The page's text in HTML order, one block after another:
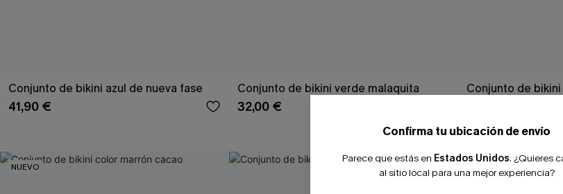
Conjunto de bikini azul de nueva fase
41,90 €
Conjunto de bikini verde malaquita
32,00 €
Conjunto de
NUEVO
Confirma tu ubicación de envío
Parece que estás en Estados Unidos. ¿Quieres
al sitio local para una mejor experiencia?
-10%